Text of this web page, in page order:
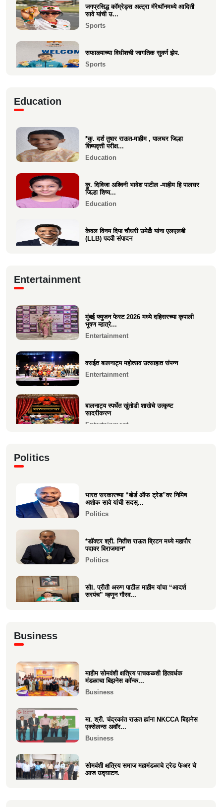
Politics
Education
जगप्रसिद्ध कॉम्रेड्स अल्ट्रा मॅरेथॉनमध्ये आदिती
सावे यांची उ...
Sports
सफाळ्याच्या विधीशची जागतिक सुवर्ण झेप.
Sports
वसईच्या कु. वीरा चौधरीची पालघर जिल्हा
किकबॉक्सिंग स्पर्धेत स...
Sports
Education
*कु. दर्श तुषार राऊत-माहीम , पालघर जिल्हा
शिष्यवृत्ती परीक्ष...
Education
कु. दिविजा अश्विनी भावेश पाटील -माहीम हि पालघर
जिल्हा शिष्य...
Education
केवल विनय दिपा चौधरी उमेळेै यांना एलएलबी
(LLB) पदवी संपादन
१२ वी CET परीक्षेत सुप्रिया पराग वर्तक (केळवे.
अंबारे) हिचे...
Entertainment
मुंबई फ्युजन फेस्ट 2026 मध्ये दहिसरच्या कृपाली
भूषण म्हात्रे...
Entertainment
वसईत बालनाट्य महोत्सव उत्साहात संपन्न
Entertainment
बालनाट्य स्पर्धेत खुंतोडी शाखेचे उत्कृष्ट
सादरीकरण
Entertainment
नीरज चुरी निर्मित“साबर बोंडं” – अनेक
आंतरराष्ट्रीय पुरस्कारा...
Entertainment
Politics
भारत सरकारच्या “बोर्ड ऑफ ट्रेड”वर निमिष
अशोक सावे यांची सदस्...
Politics
*डॉक्टर श्री. नितीश राऊत ब्रिटन मध्ये महापौर
पदावर विराजमान*
Politics
सौI. प्रीती अरुण पाटील माहीम यांचा “आदर्श
सरपंच” म्हणून गौरव...
श्री. अजूभाई यशवंत ठाकूर ह्यांची मा.श्री.उद्धव
बाळासाहेब ठा...
Politics
Business
माहीम सोमवंशी क्षत्रिय पाचकळशी हितवर्धक
मंडळाचा बिझनेस कॉन्क...
Business
मा. श्री. चंद्रकांत राऊत ह्यांना NKCCA बिझनेस
एक्सेलन्स अवॉर...
Business
सोमवंशी क्षत्रिय समाज महामंडळाचे ट्रेड फेअर चे
आज उद्घाटन.